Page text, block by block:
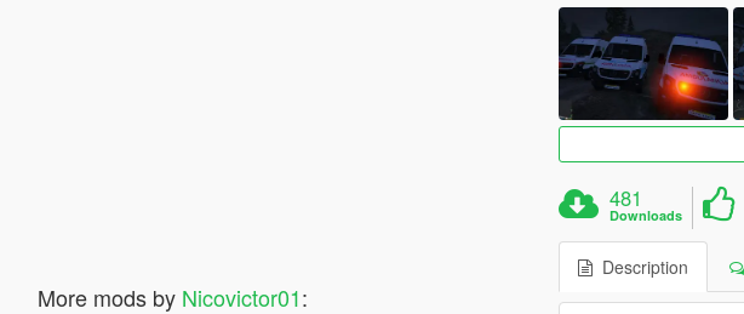
More mods by Nicovictor01:
481
Downloads
Description